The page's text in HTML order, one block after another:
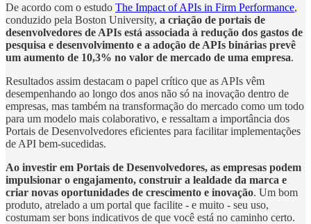
De acordo com o estudo The Impact of APIs in Firm Performance,
conduzido pela Boston University, a criação de portais de
desenvolvedores de APIs está associada à redução dos gastos de
pesquisa e desenvolvimento e a adoção de APIs binárias prevê
um aumento de 10,3% no valor de mercado de uma empresa.
Resultados assim destacam o papel crítico que as APIs vêm
desempenhando ao longo dos anos não só na inovação dentro de
empresas, mas também na transformação do mercado como um todo
para um modelo mais colaborativo, e ressaltam a importância dos
Portais de Desenvolvedores eficientes para facilitar implementações
de API bem-sucedidas.
Ao investir em Portais de Desenvolvedores, as empresas podem
impulsionar o engajamento, construir a lealdade da marca e
criar novas oportunidades de crescimento e inovação. Um bom
produto, atrelado a um portal que facilite - e muito - seu uso,
costumam ser bons indicativos de que você está no caminho certo.